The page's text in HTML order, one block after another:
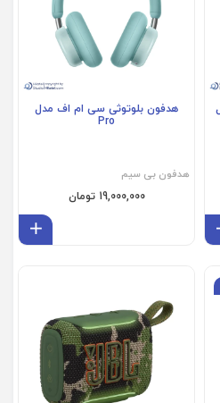
هدفون بلوتوثی سی ام اف مدل
Pro
هدفون بی سیم
19,000,000 تومان
فروش ویژه